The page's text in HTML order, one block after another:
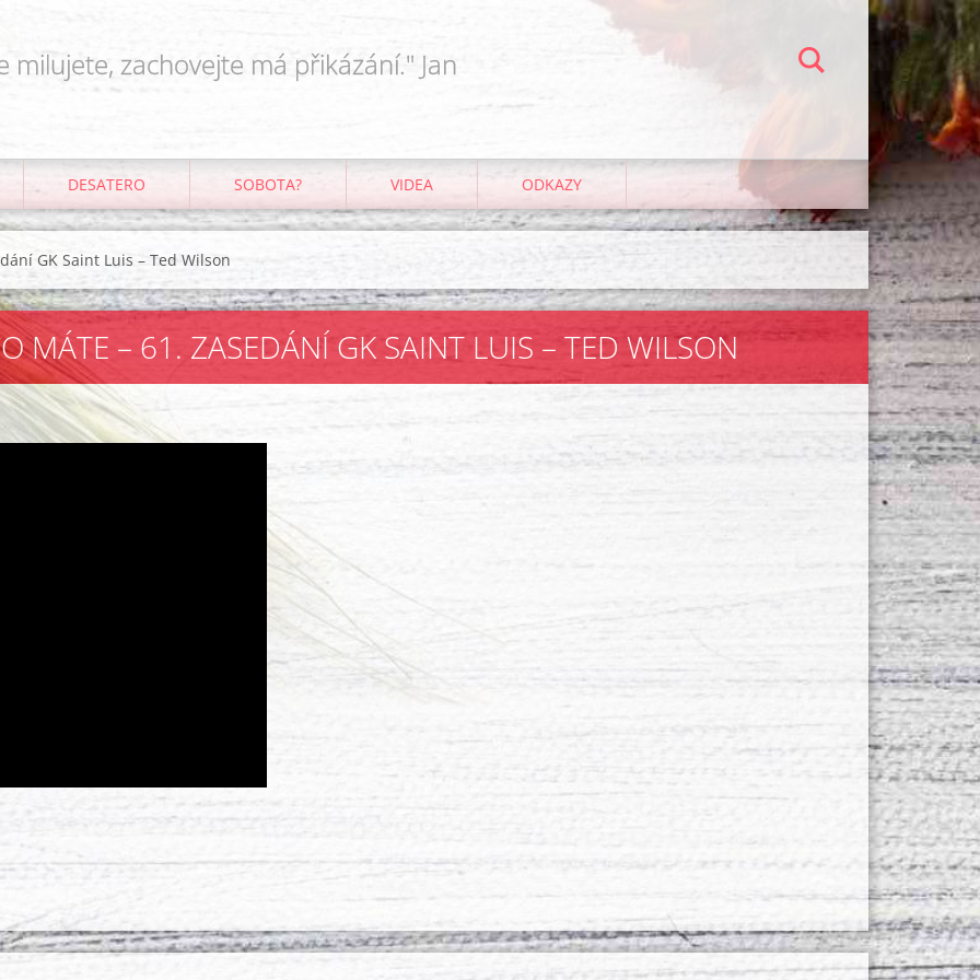
milujete, zachovejte má přikázání." Jan
DESATERO SOBOTA? VIDEA ODKAZY
GK Saint Luis – Ted Wilson
MÁTE – 61. ZASEDÁNÍ GK SAINT LUIS – TED WILSON